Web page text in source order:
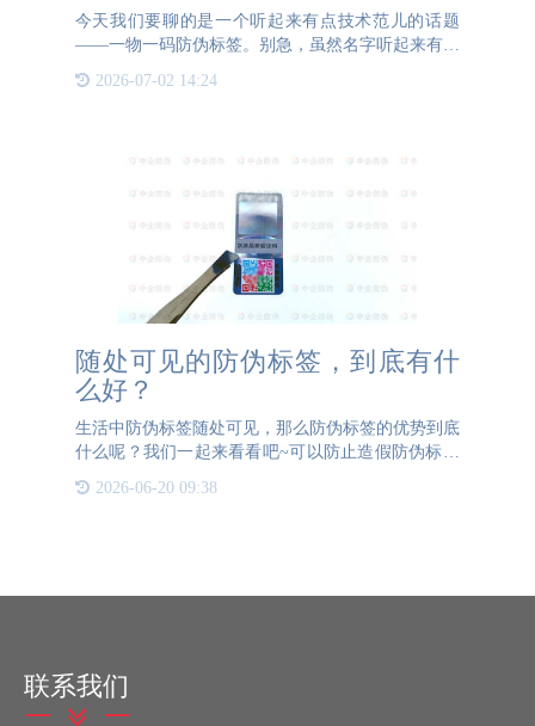
今天我们要聊的是一个听起来有点技术范儿的话题
——一物一码防伪标签。别急，虽然名字听起来有点
复杂，但它的作用可是简单直接，就像给你的产品穿
上一件“独一无二”的衣裳，让它在茫茫商品海洋中脱
2026-07-02 14:24
随处可见的防伪标签，到底有什
么好？
生活中防伪标签随处可见，那么防伪标签的优势到底
什么呢？我们一起来看看吧~可以防止造假防伪标签
存在的主要目的是为了打击假冒伪劣产品，消费者购
买带有防伪标签的产品，使用手机扫码即可轻松验证
2026-06-20 09:38
联系我们